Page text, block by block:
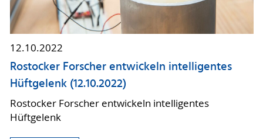
12.10.2022
Rostocker Forscher entwickeln intelligentes
Hüftgelenk (12.10.2022)
Rostocker Forscher entwickeln intelligentes
Hüftgelenk